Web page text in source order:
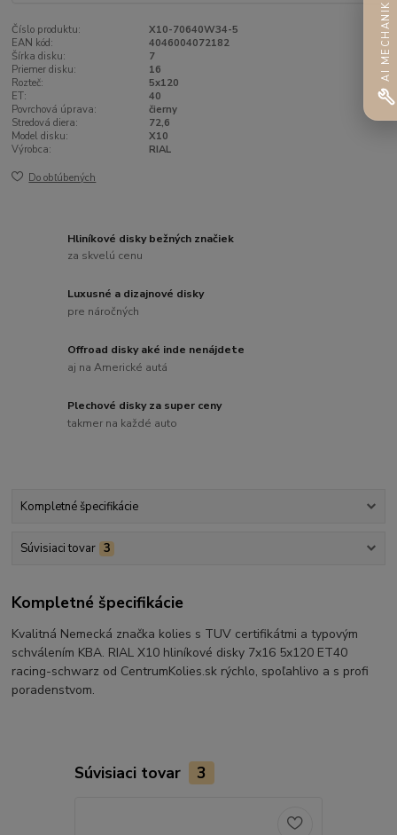
Číslo produktu:
X10-70640W34-5
EAN kód:
4046004072182
Šírka disku:
7
Priemer disku:
16
Rozteč:
5x120
ET:
40
Povrchová úprava:
čierny
Stredová diera:
72,6
Model disku:
X10
Výrobca:
RIAL
Do obľúbených
Hliníkové disky bežných značiek
za skvelú cenu
Luxusné a dizajnové disky
pre náročných
Offroad disky aké inde nenájdete
aj na Americké autá
Plechové disky za super ceny
takmer na každé auto
Kompletné špecifikácie
Súvisiaci tovar 3
Kompletné špecifikácie
Kvalitná Nemecká značka kolies s TUV certifikátmi a typovým
schválením KBA. RIAL X10 hliníkové disky 7x16 5x120 ET40
racing-schwarz od CentrumKolies.sk rýchlo, spoľahlivo a s profi
poradenstvom.
Súvisiaci tovar 3
AI MECHANIK